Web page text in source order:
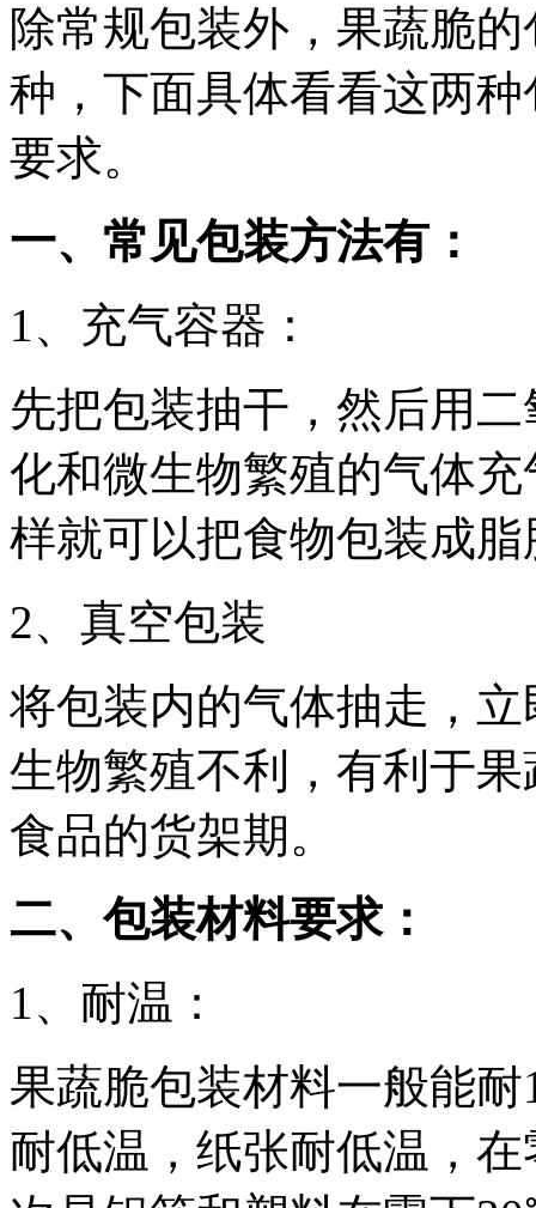
除常规包装外，果蔬脆
种，下面具体看看这两
要求。
一、常见包装方法有：
1、充气容器：
先把包装抽干，然后用
化和微生物繁殖的气体
样就可以把食物包装成脂
2、真空包装
将包装内的气体抽走，
生物繁殖不利，有利于
食品的货架期。
二、包装材料要求：
1、耐温：
果蔬脆包装材料一般能
耐低温，纸张耐低温，